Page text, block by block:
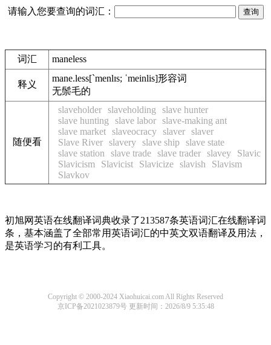
请输入您要查询的词汇：
词汇 maneless
释义
mane.less[`menlɪs; ˈmeinlis]形容词
无鬃毛的
随便看
slaveholder slaveholding
slave hunter
slave hunting
slave labor slave-making ant
slave market slaveocracy slaver slaver
Slave River slavery slave ship slave state
slave station
slave trade slave trader slavey
Slavic
Slavicism
Slavicist Slavicize slavish
Slavism
Slavkov
初旭网英语在线翻译词典收录了213587条英语词汇在线翻译词
条，基本涵盖了全部常用英语词汇的中英文双语翻译及用法，
是英语学习的有利工具。
Copyright © 2000-2024 Xiaohuicai.com All Rights Reserved
京ICP备2021023879号更新时间：2026/8/9 5:35:48